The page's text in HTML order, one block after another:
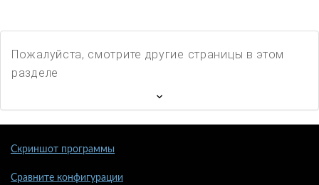
Пожалуйста, смотрите другие страницы в этом
разделе
Скриншот программы
Сравните конфигурации